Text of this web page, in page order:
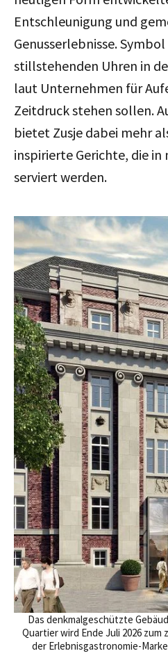
Entschleunigung und
Genusserlebnisse.
stillstehenden Uhren in
laut Unternehmen für
Zeitdruck stehen sollen.
bietet Zusje dabei mehr
inspirierte Gerichte, die in
serviert werden.
Das denkmalgeschützte
Quartier wird Ende Juli 2026
der Erlebnisgastronomie-